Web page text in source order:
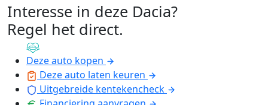
Interesse in deze Dacia?
Regel het direct.
Deze auto kopen
Deze auto laten keuren
Uitgebreide kentekencheck